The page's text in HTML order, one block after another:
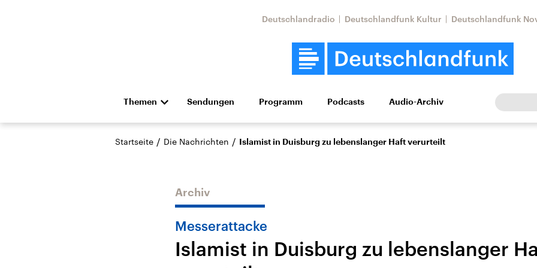
Deutschlandradio Deutschlandfunk Kultur Deutschlandfunk
Themen
Die Nachrichten Politik Wirtschaft Wissen Kultur Europa
Hörspiel und Feature Musik
Landtagswahl Sachsen-
USA
Nahostkonflikt
Aktuelle Lage und
Iran
Aktuelle Lage und
Sendungen Programm Podcasts Audio-Archiv
Startseite / Die Nachrichten / Islamist in Duisburg zu lebenslanger Haft verurteilt
Archiv
Messerattacke
Islamist in Duisburg zu lebenslanger